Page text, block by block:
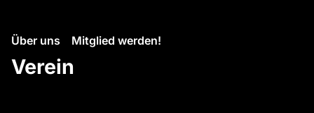
Über uns Mitglied werden!
Verein